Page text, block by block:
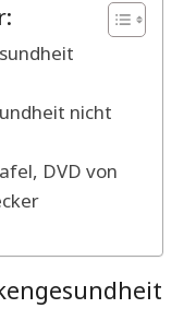
nicht
DVD von